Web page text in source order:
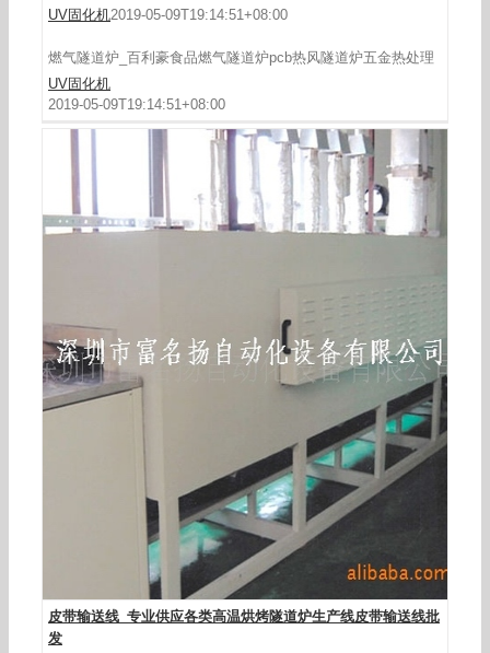
UV固化机2019-05-09T19:14:51+08:00
燃气隧道炉_百利豪食品燃气隧道炉pcb热风隧道炉五金热处理
UV固化机
2019-05-09T19:14:51+08:00
皮带输送线_专业供应各类高温烘烤隧道炉生产线皮带输送线批
发